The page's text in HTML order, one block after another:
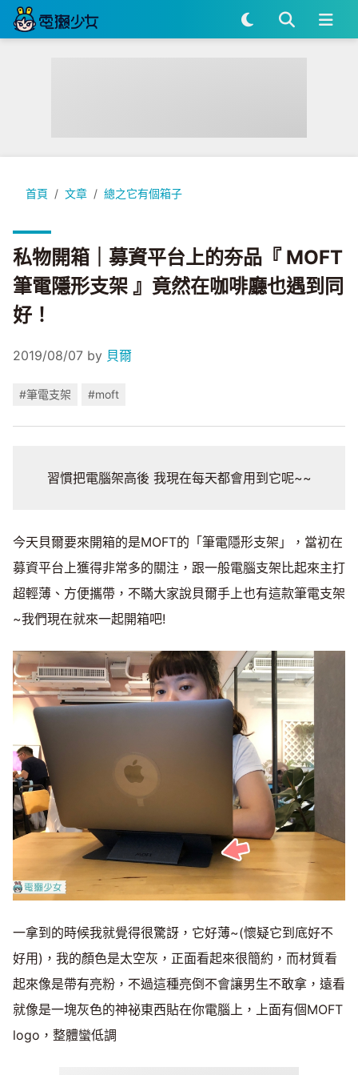
首頁 文章 總之它有個箱子
私物開箱｜募資平台上的夯品『 MOFT筆電隱形支架 』竟然在
私物開箱｜募資平台上的夯品『 MOFT
筆電隱形支架 』竟然在咖啡廳也遇到同
好！
2019/08/07 by 貝爾
#筆電支架 #moft
習慣把電腦架高後 我現在每天都會用到它呢~~
今天貝爾要來開箱的是MOFT的「筆電隱形支架」，當初在
募資平台上獲得非常多的關注，跟一般電腦支架比起來主打
超輕薄、方便攜帶，不瞞大家說貝爾手上也有這款筆電支架
~我們現在就來一起開箱吧!
一拿到的時候我就覺得很驚訝，它好薄~(懷疑它到底好不
好用)，我的顏色是太空灰，正面看起來很簡約，而材質看
起來像是帶有亮粉，不過這種亮倒不會讓男生不敢拿，遠看
就像是一塊灰色的神祕東西貼在你電腦上，上面有個MOFT
logo，整體蠻低調